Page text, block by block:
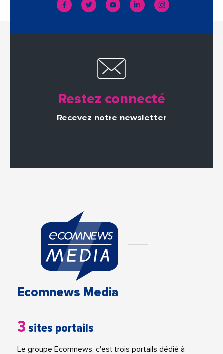
Restez connecté
Recevez notre newsletter
Ecomnews Media
3 sites portails
Le groupe Ecomnews, c'est trois portails dédié à